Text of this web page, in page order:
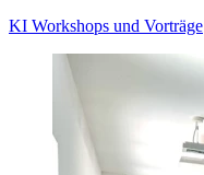
KI Workshops und Vorträge